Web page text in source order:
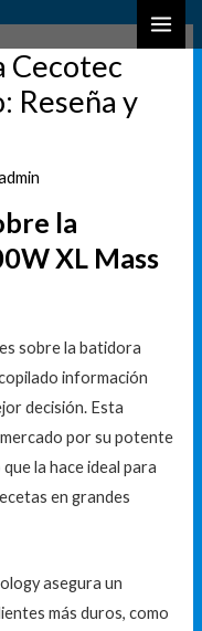
Cecotec
Reseña y
la
XL Mass
sobre la batidora
información
decisión. Esta
por su potente
la hace ideal para
en grandes
asegura un
más duros, como